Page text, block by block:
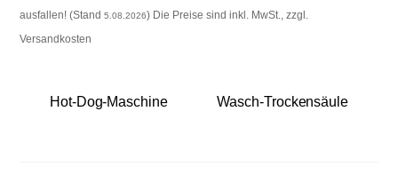
ausfallen! (Stand5.08.2026) Die Preise sind inkl. MwSt., zzgl.
Versandkosten
Hot-Dog-Maschine Wasch-Trockensäule